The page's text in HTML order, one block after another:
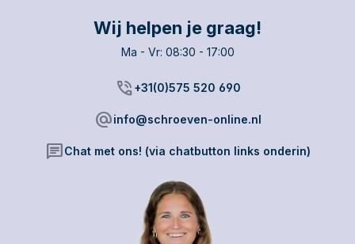
Wij helpen je graag!
Ma - Vr: 08:30 - 17:00
phone_in_talk+31(0)575 520 690
alternate_emailinfo@schroeven-online.nl
chatChat met ons! (via chatbutton links onderin)